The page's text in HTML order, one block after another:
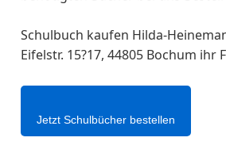
Schulbuch kaufen Hilda-
Eifelstr. 15?17, 44805 Bochum ihr
Jetzt Schulbücher bestellen